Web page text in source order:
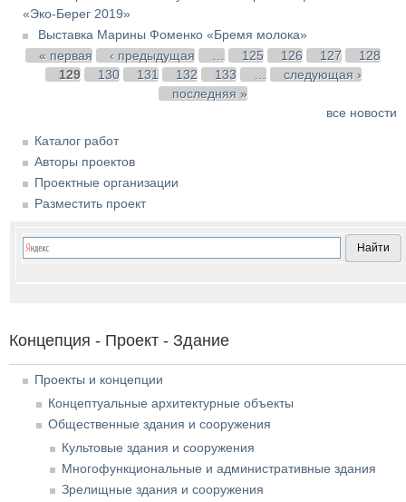
«Эко-Берег 2019»
Выставка Марины Фоменко «Бремя молока»
Страницы
« первая ‹ предыдущая 125 126 127
128
129
130 131 132 133
следующая ›
последняя »
все новости
Каталог работ
Авторы проектов
Проектные организации
Разместить проект
Концепция - Проект - Здание
Проекты и концепции
Концептуальные архитектурные объекты
Общественные здания и сооружения
Культовые здания и сооружения
Многофункциональные и административные здания
Зрелищные здания и сооружения